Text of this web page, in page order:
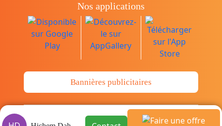
Nos applications
Bannières publicitaires
© Copyright 2014-2026 Cava.tn Limited Tous